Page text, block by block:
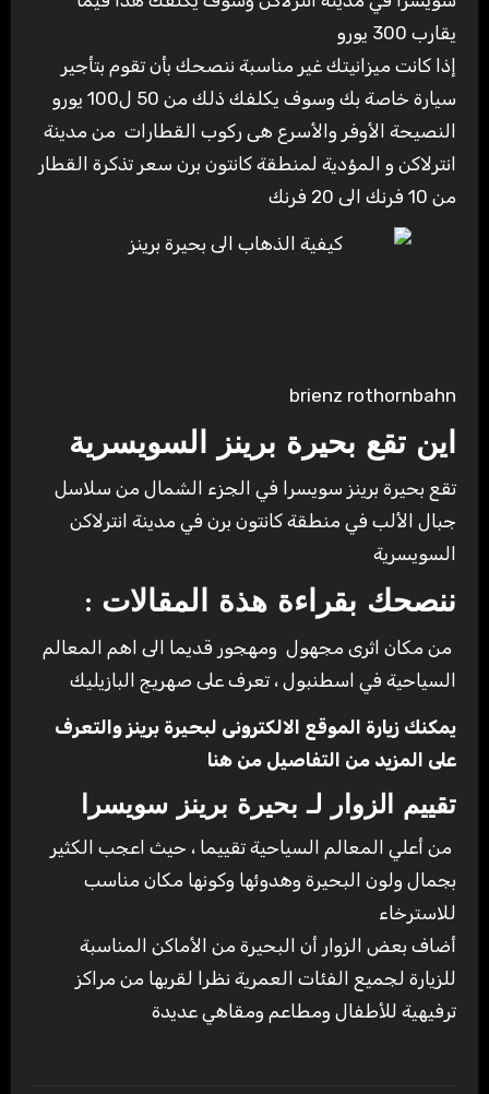
يقارب 300 يورو
إذا كانت ميزانيتك غير مناسبة ننصحك بأن تقوم بتأجير
سيارة خاصة بك وسوف يكلفك ذلك من 50 ل100 يورو
النصيحة الأوفر والأسرع هى ركوب القطارات من مدينة
انترلاكن و المؤدية لمنطقة كانتون برن سعر تذكرة القطار
من 10 فرنك الى 20 فرنك
brienz rothornbahn
اين تقع بحيرة برينز السويسرية
تقع بحيرة برينز سويسرا في الجزء الشمال من سلاسل
جبال الألب في منطقة كانتون برن في مدينة انترلاكن
السويسرية
ننصحك بقراءة هذة المقالات :
من مكان اثرى مجهول ومهجور قديما الى اهم المعالم
السياحية في اسطنبول ، تعرف على صهريج البازيليك
يمكنك زيارة الموقع الالكترونى لبحيرة برينز والتعرف
على المزيد من التفاصيل من هنا
تقييم الزوار لـ بحيرة برينز سويسرا
من أعلي المعالم السياحية تقييما ، حيث اعجب الكثير
بجمال ولون البحيرة وهدوئها وكونها مكان مناسب
للاسترخاء
أضاف بعض الزوار أن البحيرة من الأماكن المناسبة
للزيارة لجميع الفئات العمرية نظرا لقربها من مراكز
ترفيهية للأطفال ومطاعم ومقاهي عديدة